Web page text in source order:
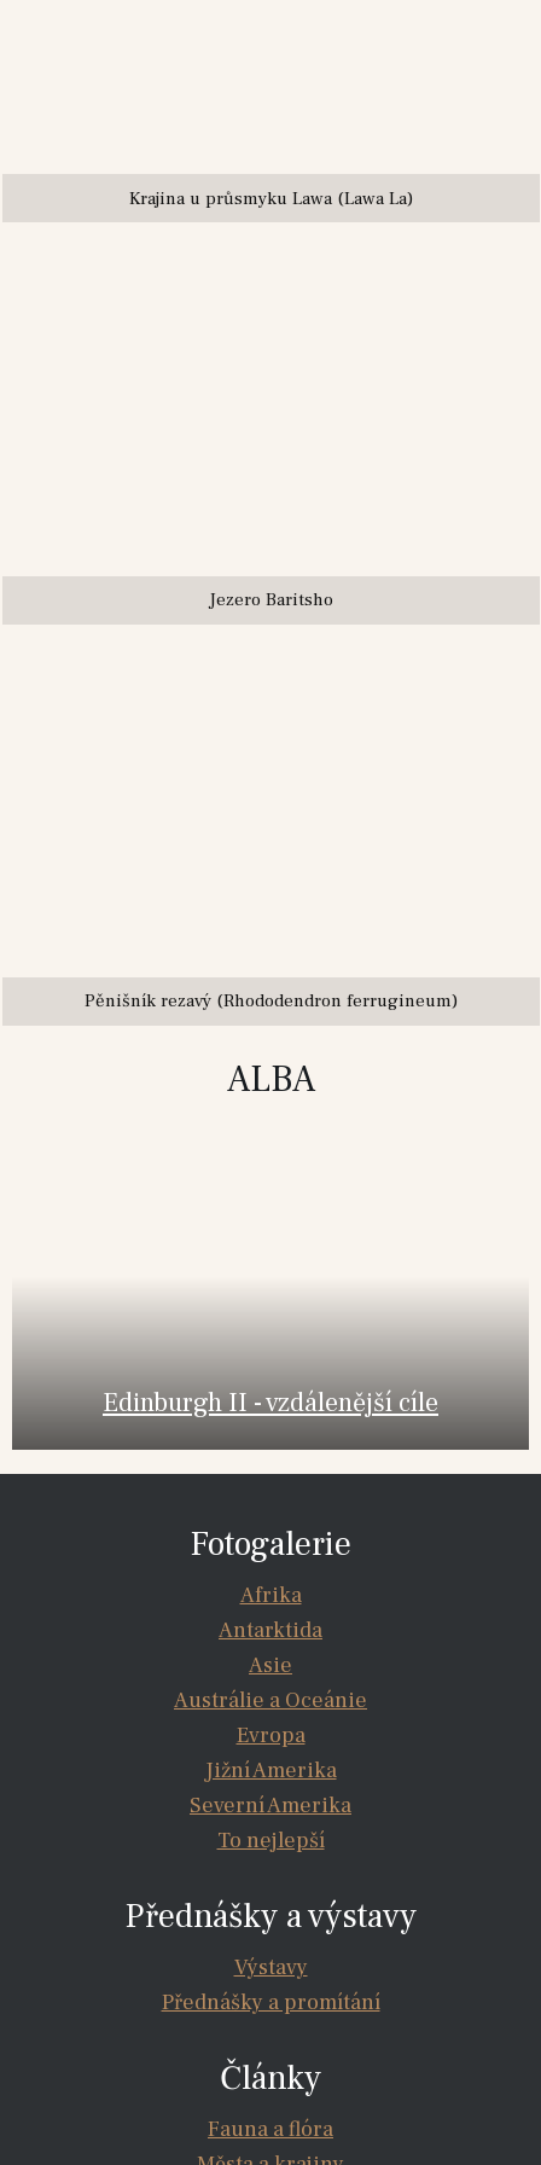
Krajina u průsmyku Lawa (Lawa La)
Jezero Baritsho
Pěnišník rezavý (Rhododendron ferrugineum)
ALBA
Edinburgh II - vzdálenější cíle
Fotogalerie
Afrika
Antarktida
Asie
Austrálie a Oceánie
Evropa
Jižní Amerika
Severní Amerika
To nejlepší
Přednášky a výstavy
Výstavy
Přednášky a promítání
Články
Fauna a flóra